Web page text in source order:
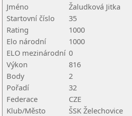
Jméno
Žaludková Jitka
Startovní číslo
35
Rating
1000
Elo národní
1000
ELO mezinárodní 0
Výkon
816
Body
2
Pořadí
32
Federace
CZE
Klub/Město
ŠSK Želechovice